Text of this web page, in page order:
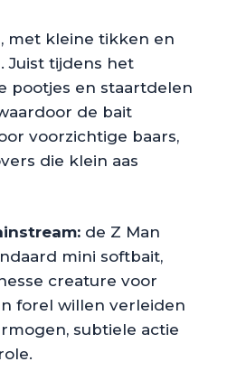
met kleine tikken en
Juist tijdens het
pootjes en staartdelen
de bait
voorzichtige baars,
die klein aas
de Z Man
mini softbait,
creature voor
forel willen verleiden
subtiele actie